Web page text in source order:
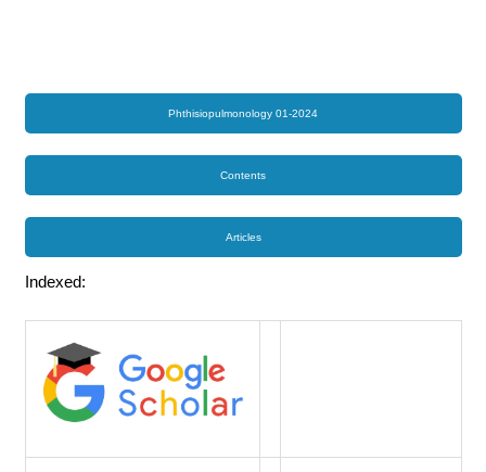
Phthisiopulmonology 01-2024
Contents
Articles
Indexed: